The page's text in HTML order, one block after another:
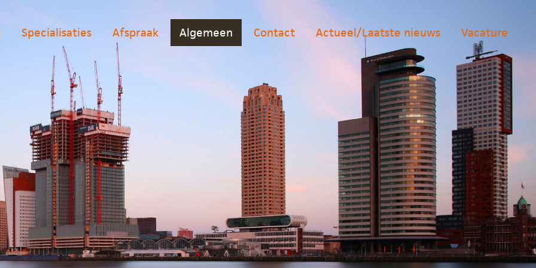
Specialisaties Afspraak Algemeen Contact Actueel/Laatste nieuws Vacature